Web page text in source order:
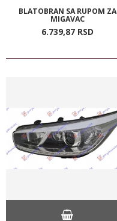
BLATOBRAN SA RUPOM ZA
MIGAVAC
6.739,87 RSD